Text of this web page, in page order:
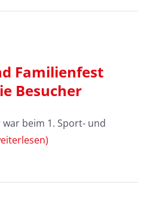
Familienfest
Besucher
beim 1. Sport- und